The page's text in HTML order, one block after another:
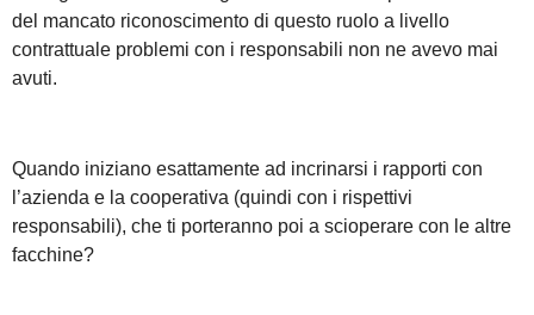
del mancato riconoscimento di questo ruolo a livello
contrattuale problemi con i responsabili non ne avevo mai
avuti.
Quando iniziano esattamente ad incrinarsi i rapporti con
l’azienda e la cooperativa (quindi con i rispettivi
responsabili), che ti porteranno poi a scioperare con le altre
facchine?